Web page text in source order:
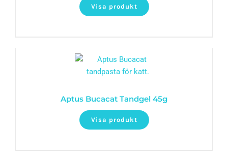
Visa produkt
Aptus Bucacat Tandgel 45g
Visa produkt